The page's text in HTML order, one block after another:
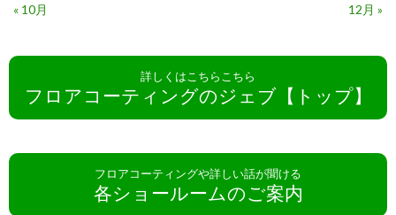
« 10月
12月 »
詳しくはこちらこちら
フロアコーティングのジェブ【トップ】
フロアコーティングや詳しい話が聞ける
各ショールームのご案内